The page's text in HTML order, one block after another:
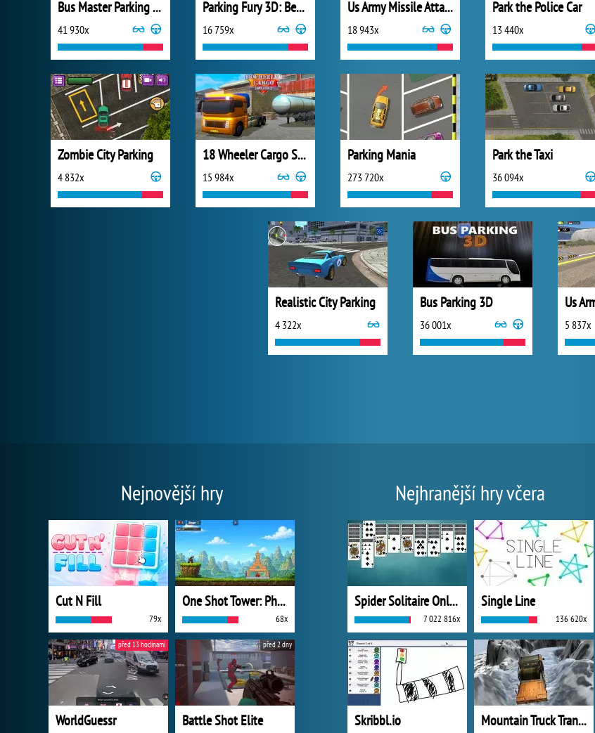
Bus Master Parking 3D
41 930x
Parking Fury 3D: Beach City
16 759x
Us Army Missile Attack Army Truck Driving
18 943x
Park the Police Car
13 440x
Zombie City Parking
4 832x
18 Wheeler Cargo Simulator 2
15 984x
Parking Mania
273 720x
Park the Taxi
36 094x
Realistic City Parking
4 322x
Bus Parking 3D
36 001x 5 837x
Nejnovější hry
Cut N Fill
79x
One Shot Tower: Physics Destroyer
68x
WorldGuessr
před 13 hodinami
Battle Shot Elite
před 2 dny
Nejhranější hry včera
Spider Solitaire Online
7 022 816x
Single Line
136 620x
Skribbl.io Mountain Truck Transport